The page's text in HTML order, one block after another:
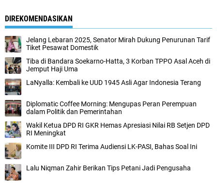
DIREKOMENDASIKAN
Jelang Lebaran 2025, Senator Mirah Dukung Penurunan Tarif
Tiket Pesawat Domestik
Tiba di Bandara Soekarno-Hatta, 3 Korban TPPO Asal Aceh di
Jemput Haji Uma
LaNyalla: Kembali ke UUD 1945 Asli Agar Indonesia Terang
Diplomatic Coffee Morning: Mengupas Peran Perempuan
dalam Politik dan Pemerintahan
Wakil Ketua DPD RI GKR Hemas Apresiasi Nilai RB Setjen DPD
RI Meningkat
Komite III DPD RI Terima Audiensi LK-PASI, Bahas Soal Ini
Lalu Niqman Zahir Berikan Tips Petani Jadi Pengusaha